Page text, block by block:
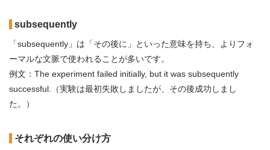
subsequently
「subsequently」は「その後に」といった意味を持ち、よりフォ
ーマルな文脈で使われることが多いです。
例文：The experiment failed initially, but it was subsequently
successful.（実験は最初失敗しましたが、その後成功しまし
た。）
それぞれの使い分け方